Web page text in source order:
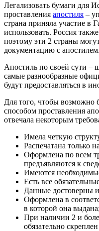
Легализовать бумаги для
проставления апостиля –
страна приняла участие в
использовать. Россия
поэтому эти 2 страны
документацию с апостилем.
Апостиль по своей сути –
самые разнообразные
будут предоставляться в
Для того, чтобы возможно
способом проставления
отвечала некоторым
Имела четкую
Распечатана только
Оформлена по всем
предъявляются к
Имеются
Есть все
Данные достоверны
Оформлена в
в которой она выдана;
При наличии 2 и
обязательно